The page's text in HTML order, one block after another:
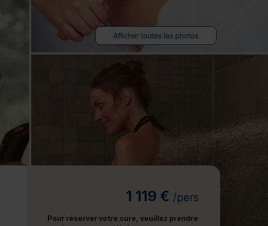
Afficher toutes les photos
1 119 € /pers
Pour réserver votre cure, veuillez prendre